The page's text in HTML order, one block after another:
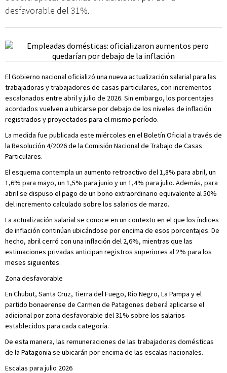
desfavorable del 31%.
El Gobierno nacional oficializó una nueva actualización salarial para las
trabajadoras y trabajadores de casas particulares, con incrementos
escalonados entre abril y julio de 2026. Sin embargo, los porcentajes
acordados vuelven a ubicarse por debajo de los niveles de inflación
registrados y proyectados para el mismo período.
La medida fue publicada este miércoles en el Boletín Oficial a través de
la Resolución 4/2026 de la Comisión Nacional de Trabajo de Casas
Particulares.
El esquema contempla un aumento retroactivo del 1,8% para abril, un
1,6% para mayo, un 1,5% para junio y un 1,4% para julio. Además, para
abril se dispuso el pago de un bono extraordinario equivalente al 50%
del incremento calculado sobre los salarios de marzo.
La actualización salarial se conoce en un contexto en el que los índices
de inflación continúan ubicándose por encima de esos porcentajes. De
hecho, abril cerró con una inflación del 2,6%, mientras que las
estimaciones privadas anticipan registros superiores al 2% para los
meses siguientes.
Zona desfavorable
En Chubut, Santa Cruz, Tierra del Fuego, Río Negro, La Pampa y el
partido bonaerense de Carmen de Patagones deberá aplicarse el
adicional por zona desfavorable del 31% sobre los salarios
establecidos para cada categoría.
De esta manera, las remuneraciones de las trabajadoras domésticas
de la Patagonia se ubicarán por encima de las escalas nacionales.
Escalas para julio 2026